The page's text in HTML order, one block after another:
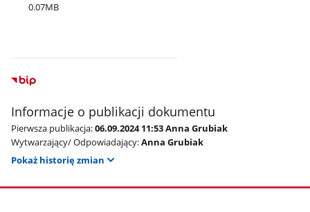
0.07MB
Informacje o publikacji dokumentu
Pierwsza publikacja:06.09.2024 11:53 Anna Grubiak
Wytwarzający/ Odpowiadający:Anna Grubiak
Pokaż historię zmian